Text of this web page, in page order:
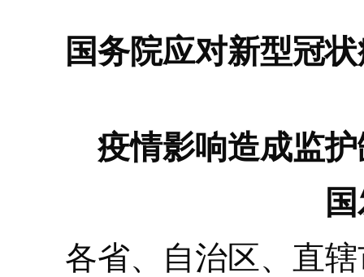
国务院应对新型冠
疫情影响造成监
各省、自治区、直